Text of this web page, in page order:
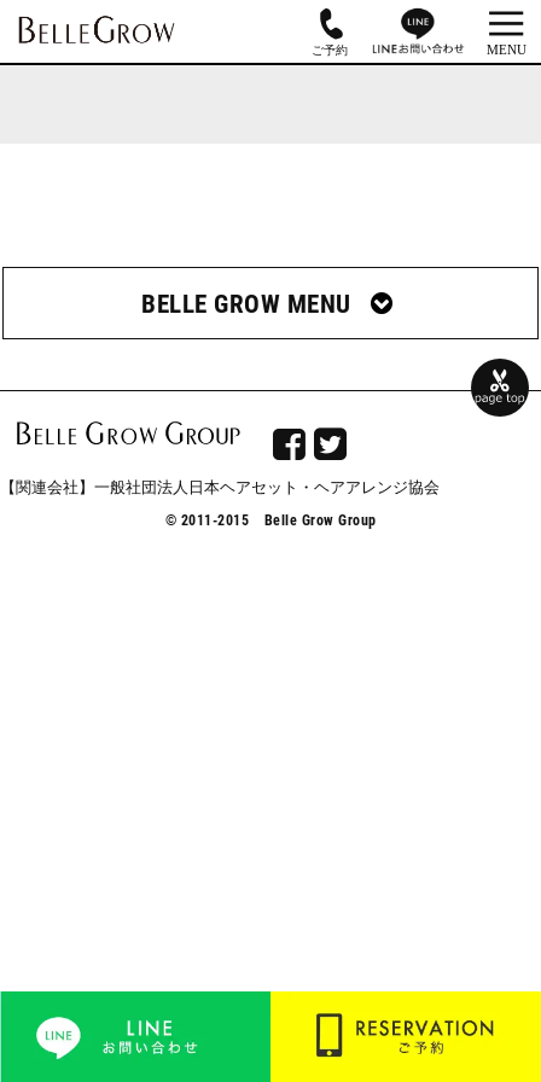
BELLE GROW MENU
 
【関連会社】一般社団法人日本ヘアセット・ヘアアレンジ協会
© 2011-2015 Belle Grow Group